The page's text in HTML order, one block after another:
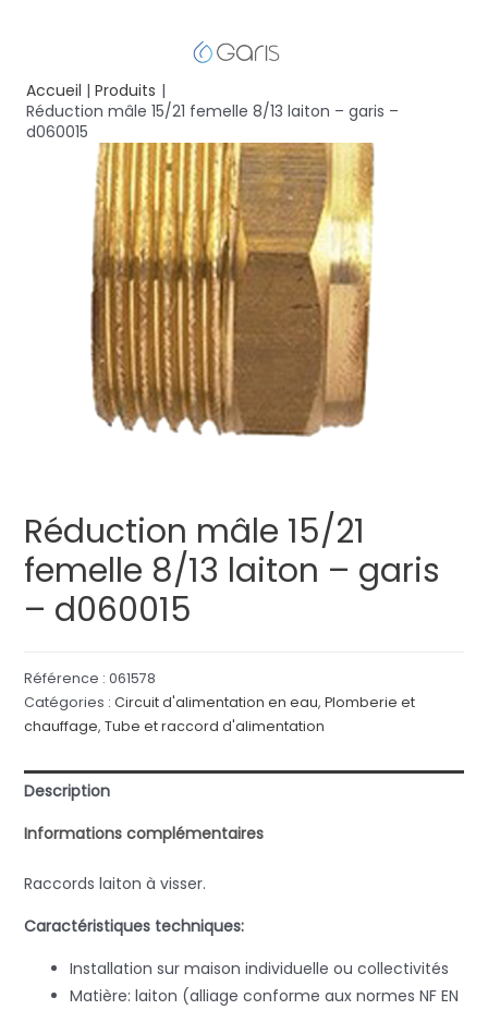
Accueil
Produits
Réduction mâle 15/21 femelle 8/13 laiton – garis –
d060015
Réduction mâle 15/21
femelle 8/13 laiton – garis
– d060015
Référence : 061578
Catégories : Circuit d'alimentation en eau, Plomberie et
chauffage, Tube et raccord d'alimentation
Description
Informations complémentaires
Raccords laiton à visser.
Caractéristiques techniques:
Installation sur maison individuelle ou collectivités
Matière: laiton (alliage conforme aux normes NF EN